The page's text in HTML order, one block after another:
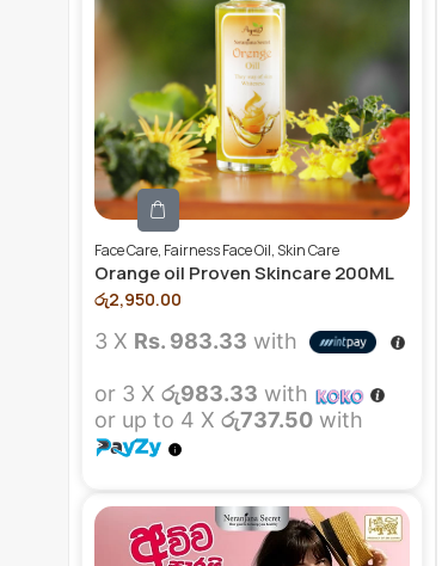
Face Care, Fairness Face Oil,Skin Care
Orange oil Proven Skincare 200ML
රු2,950.00
3 X Rs. 983.33 with
or 3 X රු983.33 with
or up to 4 X රු737.50 with